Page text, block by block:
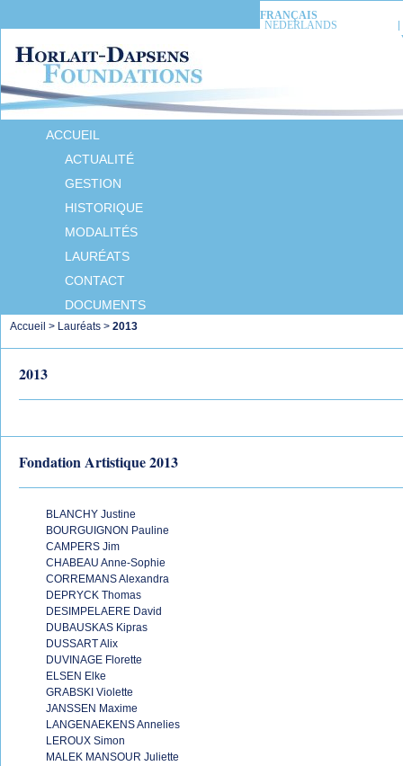
FRANÇAIS
NEDERLANDS
ACCUEIL
ACTUALITÉ
GESTION
HISTORIQUE
MODALITÉS
LAURÉATS
CONTACT
DOCUMENTS
Accueil > Lauréats > 2013
2013
Fondation Artistique 2013
BLANCHY Justine
BOURGUIGNON Pauline
CAMPERS Jim
CHABEAU Anne-Sophie
CORREMANS Alexandra
DEPRYCK Thomas
DESIMPELAERE David
DUBAUSKAS Kipras
DUSSART Alix
DUVINAGE Florette
ELSEN Elke
GRABSKI Violette
JANSSEN Maxime
LANGENAEKENS Annelies
LEROUX Simon
MALEK MANSOUR Juliette